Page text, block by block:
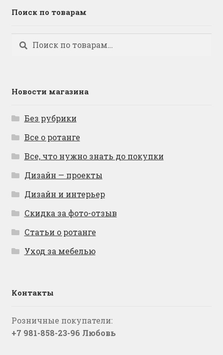
Поиск по товарам
Искать:
Поиск
Новости магазина
Без рубрики
Все о ротанге
Все, что нужно знать до покупки
Дизайн — проекты
Дизайн и интерьер
Скидка за фото-отзыв
Статьи о ротанге
Уход за мебелью
Контакты
Розничные покупатели:
+7 981-858-23-96 Любовь